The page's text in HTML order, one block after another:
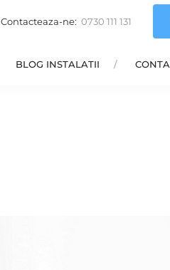
Contacteaza-ne: 0730 111 131
BLOG INSTALATII